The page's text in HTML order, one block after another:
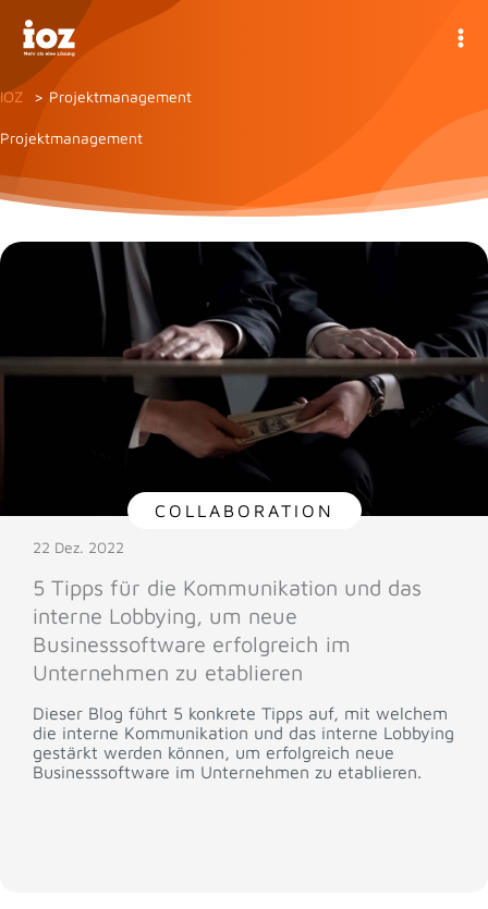
Inhalt
springen
IOZ Projektmanagement
Projektmanagement
COLLABORATION
22 Dez. 2022
5 Tipps für die Kommunikation und das
interne Lobbying, um neue
Businesssoftware erfolgreich im
Unternehmen zu etablieren
Dieser Blog führt 5 konkrete Tipps auf, mit welchem
die interne Kommunikation und das interne Lobbying
gestärkt werden können, um erfolgreich neue
Businesssoftware im Unternehmen zu etablieren.